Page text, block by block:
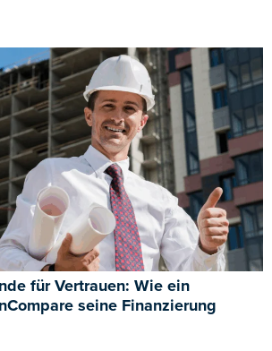
für Vertrauen: Wie ein
seine Finanzierung